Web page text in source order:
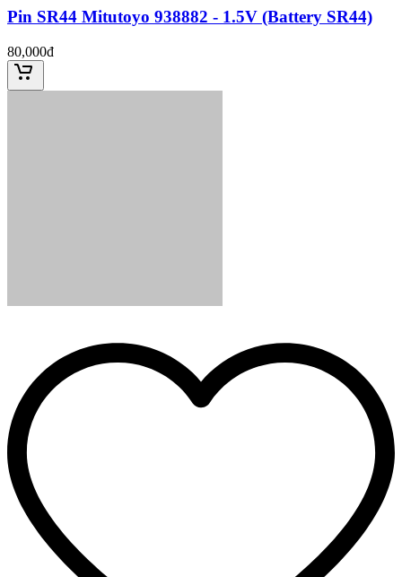
Pin SR44 Mitutoyo 938882 - 1.5V (Battery SR44)
80,000đ